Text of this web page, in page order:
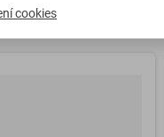
cookies